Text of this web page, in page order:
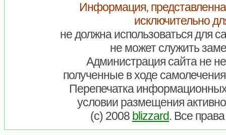
Информация,
исключительно
не должна использоваться для
не может служить
Администрация сайта не
полученные в ходе
Перепечатка
условии размещения
(c) 2008 blizzard. Все